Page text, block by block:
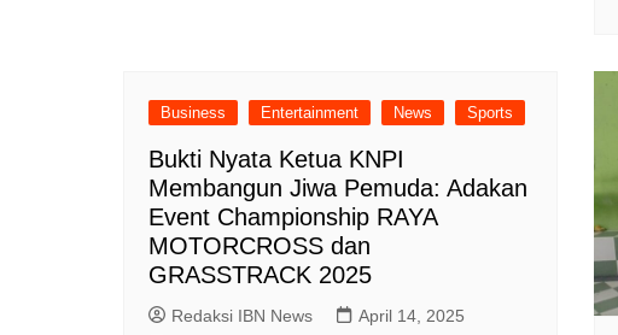
Business Entertainment News Sports
Bukti Nyata Ketua KNPI
Membangun Jiwa Pemuda: Adakan
Event Championship RAYA
MOTORCROSS dan
GRASSTRACK 2025
Redaksi IBN News
April 14, 2025